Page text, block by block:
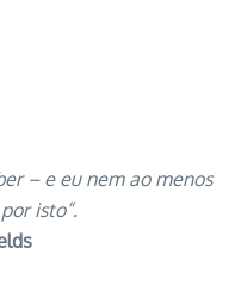
– e eu nem ao menos
isto”.